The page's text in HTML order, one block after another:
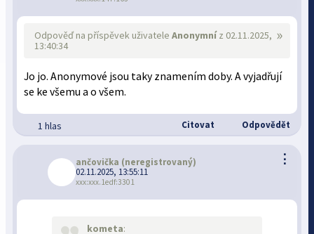
»
Odpověď na příspěvek uživateleAnonymníz 02.11.2025,
13:40:34
Jo jo. Anonymové jsou taky znamením doby. A vyjadřují
se ke všemu a o všem.
1 hlas Citovat Odpovědět
⋮
ančovička (neregistrovaný)
02.11.2025, 13:55:11
xxx:xxx.1edf:3301
kometa: